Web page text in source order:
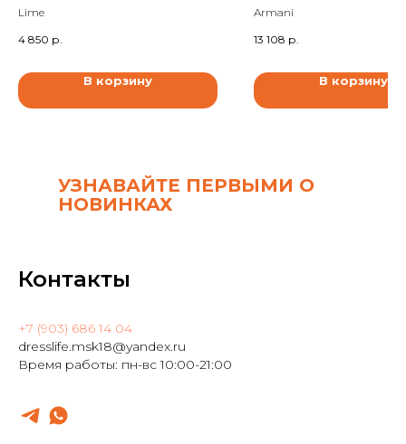
Lime
4 850 р.
В корзину
Armani
13 108 р.
В корзину
УЗНАВАЙТЕ ПЕРВЫМИ О
НОВИНКАХ
Контакты
+7 (903) 686 14 04
dresslife.msk18@yandex.ru
Время работы: пн-вс 10:00-21:00